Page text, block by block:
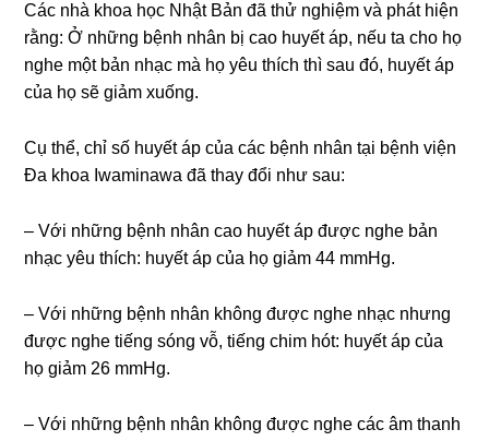
Các nhà khoa học Nhật Bản đã thử nghiệm và phát hiện
rằng: Ở những bệnh nhân bị cao huyết áp, nếu ta cho họ
nghe một bản nhạc mà họ yêu thích thì sau đó, huyết áp
của họ sẽ giảm xuống.
Cụ thể, chỉ số huyết áp của các bệnh nhân tại bệnh viện
Đa khoa Iwaminawa đã thay đổi như sau:
– Với những bệnh nhân cao huyết áp được nghe bản
nhạc yêu thích: huyết áp của họ giảm 44 mmHg.
– Với những bệnh nhân không được nghe nhạc nhưng
được nghe tiếng sóng vỗ, tiếng chim hót: huyết áp của
họ giảm 26 mmHg.
– Với những bệnh nhân không được nghe các âm thanh